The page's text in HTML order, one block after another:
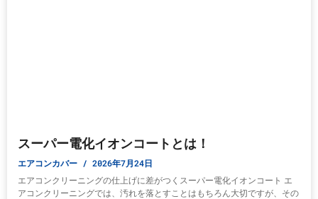
スーパー電化イオンコートとは！
エアコンカバー 2026年7月24日
エアコンクリーニングの仕上げに差がつくスーパー電化イオンコート エ
アコンクリーニングでは、汚れを落とすことはもちろん大切ですが、その